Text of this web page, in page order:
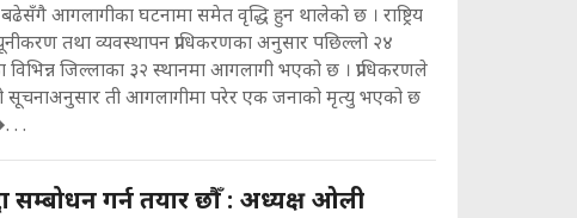
बढेसँगै आगलागीका घटनामा समेत वृद्धि हुन थालेको छ । राष्ट्रिय
तथा व्यवस्थापन प्राधिकरणका अनुसार पछिल्लो २४
जिल्लाका ३२ स्थानमा आगलागी भएको छ । प्राधिकरणले
ती आगलागीमा परेर एक जनाको मृत्यु भएको छ
. .
सम्बोधन गर्न तयार छौँ : अध्यक्ष ओली